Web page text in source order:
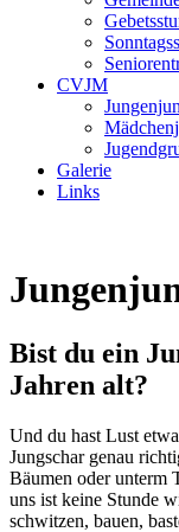
CVJM
Galerie
Links
Bist du ein
Jahren alt?
Und du hast Lust
Jungschar genau
Bäumen oder unterm
uns ist keine Stunde
schwitzen, bauen,